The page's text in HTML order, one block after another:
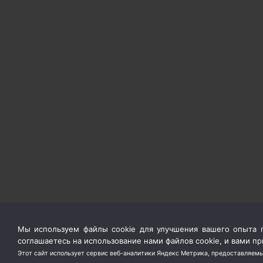
Мы используем файлы cookie для улучшения вашего опыта
соглашаетесь на использование нами файлов cookie, и вами
Этот сайт использует сервис веб-аналитики Яндекс Метрика,